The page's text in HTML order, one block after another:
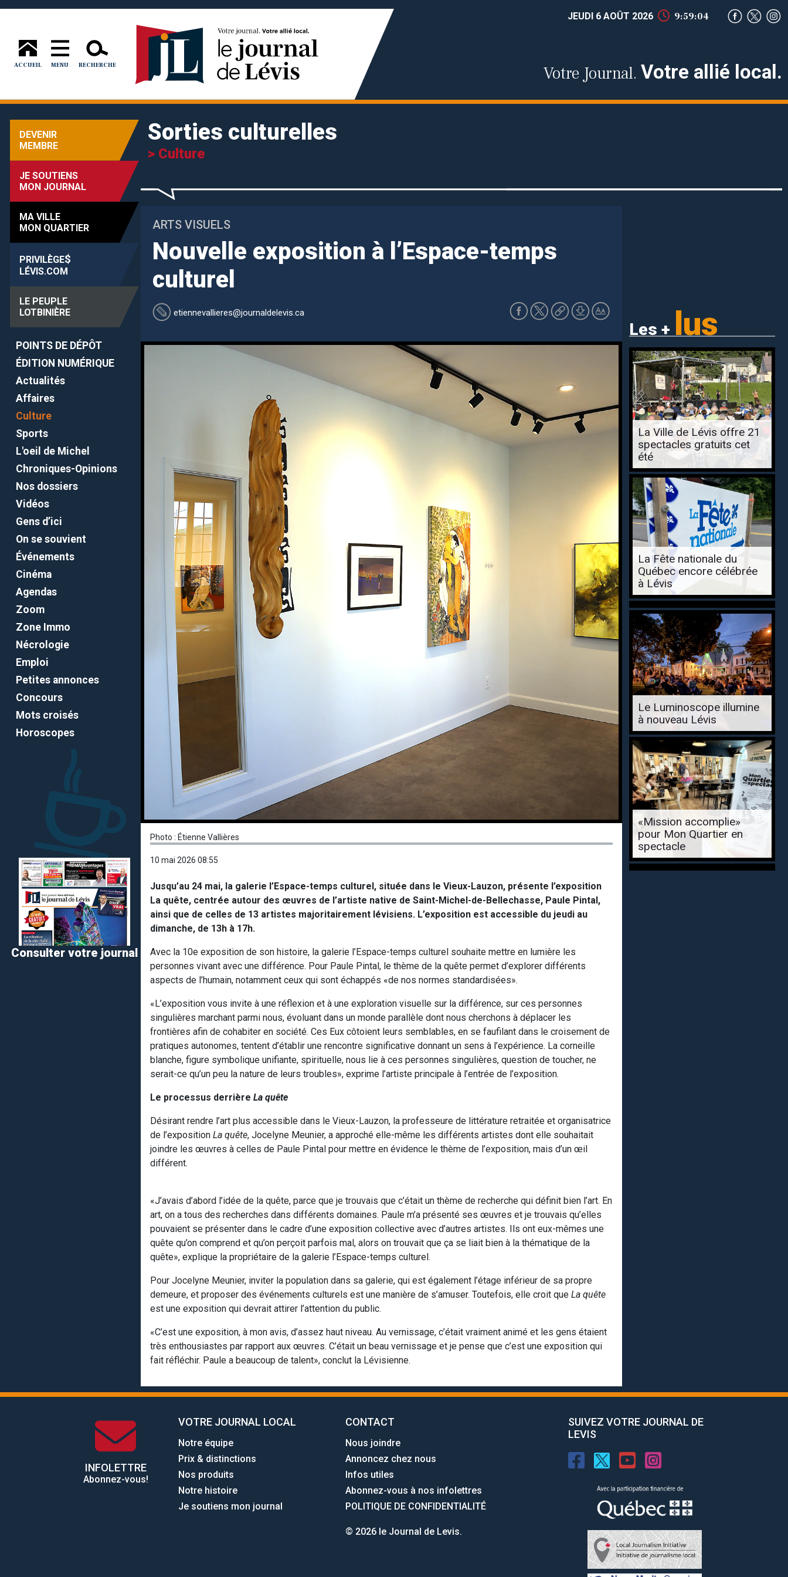
ACCUEIL MENU RECHERCHE
JEUDI 6 AOÛT 2026 9:59:05
Votre Journal. Votre allié local.
DEVENIR
MEMBRE
JE SOUTIENS
MON JOURNAL
MA VILLE
MON QUARTIER
PRIVILÈGE$
LÉVIS.COM
LE PEUPLE
LOTBINIÈRE
POINTS DE DÉPÔT
ÉDITION NUMÉRIQUE
Actualités
Affaires
Culture
Sports
L'oeil de Michel
Chroniques-Opinions
Nos dossiers
Vidéos
Gens d’ici
On se souvient
Événements
Cinéma
Agendas
Zoom
Zone Immo
Nécrologie
Emploi
Petites annonces
Concours
Mots croisés
Horoscopes
Consulter votre journal
Sorties culturelles
> Culture
ARTS VISUELS
Nouvelle exposition à l’Espace-temps
culturel
etiennevallieres@journaldelevis.ca
Les + lus
Photo : Étienne Vallières
10 mai 2026 08:55
Jusqu’au 24 mai, la galerie l’Espace-temps culturel, située dans le Vieux-Lauzon, présente l’exposition
La quête, centrée autour des œuvres de l’artiste native de Saint-Michel-de-Bellechasse, Paule Pintal,
ainsi que de celles de 13 artistes majoritairement lévisiens. L’exposition est accessible du jeudi au
dimanche, de 13h à 17h.
Avec la 10e exposition de son histoire, la galerie l’Espace-temps culturel souhaite mettre en lumière les
personnes vivant avec une différence. Pour Paule Pintal, le thème de la quête permet d’explorer différents
aspects de l’humain, notamment ceux qui sont échappés «de nos normes standardisées».
«L’exposition vous invite à une réflexion et à une exploration visuelle sur la différence, sur ces personnes
singulières marchant parmi nous, évoluant dans un monde parallèle dont nous cherchons à déplacer les
frontières afin de cohabiter en société. Ces Eux côtoient leurs semblables, en se faufilant dans le croisement de
pratiques autonomes, tentent d’établir une rencontre significative donnant un sens à l’expérience. La corneille
blanche, figure symbolique unifiante, spirituelle, nous lie à ces personnes singulières, question de toucher, ne
serait-ce qu’un peu la nature de leurs troubles», exprime l’artiste principale à l’entrée de l’exposition.
Le processus derrière La quête
Désirant rendre l’art plus accessible dans le Vieux-Lauzon, la professeure de littérature retraitée et organisatrice
de l’exposition La quête, Jocelyne Meunier, a approché elle-même les différents artistes dont elle souhaitait
joindre les œuvres à celles de Paule Pintal pour mettre en évidence le thème de l’exposition, mais d’un œil
différent.
«J’avais d’abord l’idée de la quête, parce que je trouvais que c’était un thème de recherche qui définit bien l’art. En
art, on a tous des recherches dans différents domaines. Paule m’a présenté ses œuvres et je trouvais qu’elles
pouvaient se présenter dans le cadre d’une exposition collective avec d’autres artistes. Ils ont eux-mêmes une
quête qu’on comprend et qu’on perçoit parfois mal, alors on trouvait que ça se liait bien à la thématique de la
quête», explique la propriétaire de la galerie l’Espace-temps culturel.
Pour Jocelyne Meunier, inviter la population dans sa galerie, qui est également l’étage inférieur de sa propre
demeure, et proposer des événements culturels est une manière de s’amuser. Toutefois, elle croit que La quête
est une exposition qui devrait attirer l’attention du public.
«C’est une exposition, à mon avis, d’assez haut niveau. Au vernissage, c’était vraiment animé et les gens étaient
très enthousiastes par rapport aux œuvres. C’était un beau vernissage et je pense que c’est une exposition qui
fait réfléchir. Paule a beaucoup de talent», conclut la Lévisienne.
La Ville de Lévis offre 21
spectacles gratuits cet
été
La Fête nationale du
Québec encore célébrée
à Lévis
Le Luminoscope illumine
à nouveau Lévis
«Mission accomplie»
pour Mon Quartier en
spectacle
INFOLETTRE
Abonnez-vous!
VOTRE JOURNAL LOCAL
Notre équipe
Prix & distinctions
Nos produits
Notre histoire
Je soutiens mon journal
CONTACT
Nous joindre
Annoncez chez nous
Infos utiles
Abonnez-vous à nos infolettres
POLITIQUE DE CONFIDENTIALITÉ
© 2026 le Journal de Levis.
SUIVEZ VOTRE JOURNAL DE
LEVIS